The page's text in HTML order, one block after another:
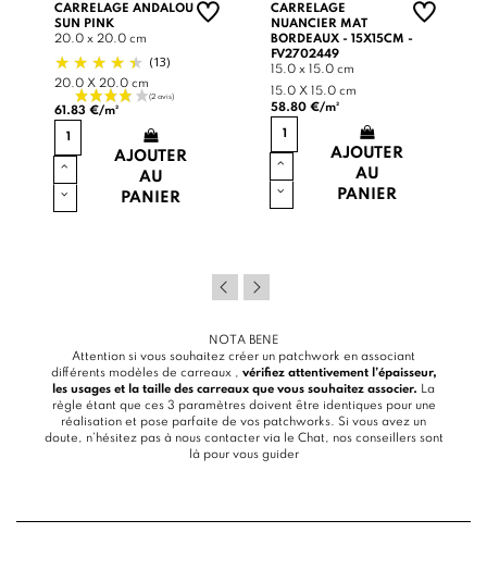
CARRELAGE ANDALOU
SUN PINK
20.0 x 20.0 cm
(13)
20.0 X 20.0 cm
61.83 €/m²
AJOUTER
AU
PANIER
CARRELAGE
NUANCIER MAT
BORDEAUX - 15X15CM -
FV2702449
15.0 x 15.0 cm
15.0 X 15.0 cm
58.80 €/m²
AJOUTER
AU
PANIER
NOTA BENE
Attention si vous souhaitez créer un patchwork en associant
différents modèles de carreaux , vérifiez attentivement l’épaisseur,
les usages et la taille des carreaux que vous souhaitez associer. La
règle étant que ces 3 paramètres doivent être identiques pour une
réalisation et pose parfaite de vos patchworks. Si vous avez un
doute, n’hésitez pas à nous contacter via le Chat, nos conseillers sont
là pour vous guider